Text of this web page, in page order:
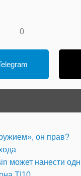
0
он прав?
может нанести